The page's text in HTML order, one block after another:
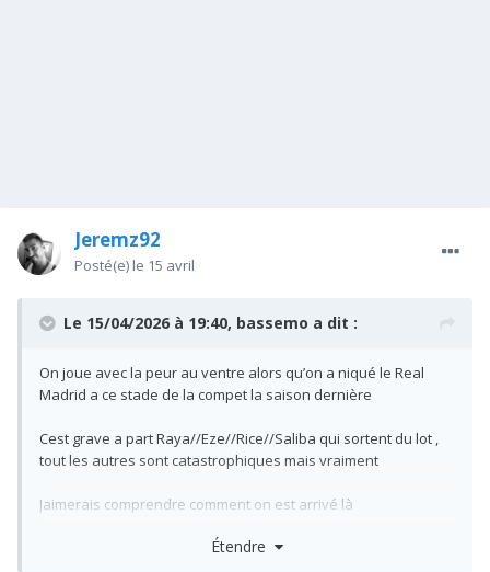
Jeremz92
Posté(e) le 15 avril
Le 15/04/2026 à 19:40, bassemo a dit :
On joue avec la peur au ventre alors qu’on a niqué le Real
Madrid a ce stade de la compet la saison dernière
Cest grave a part Raya//Eze//Rice//Saliba qui sortent du lot ,
tout les autres sont catastrophiques mais vraiment
Jaimerais comprendre comment on est arrivé là
Étendre